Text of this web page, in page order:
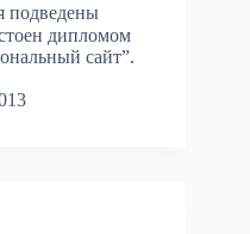
подведены
дипломом
сайт”.